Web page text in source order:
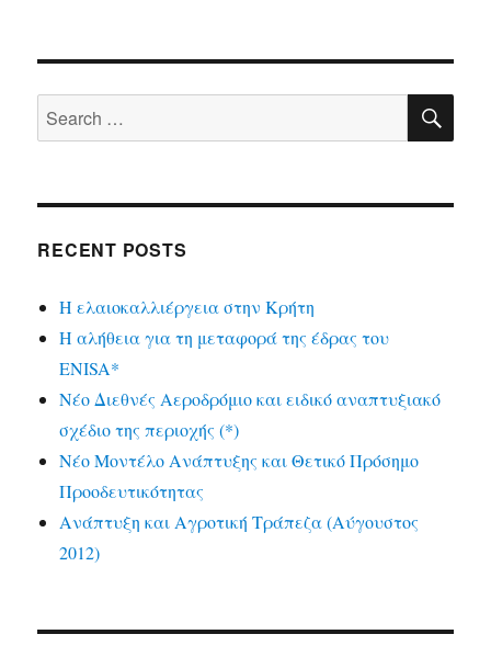
Search
for:
RECENT POSTS
Η ελαιοκαλλιέργεια στην Κρήτη
Η αλήθεια για τη μεταφορά της έδρας του
ENISA*
Νέο Διεθνές Αεροδρόμιο και ειδικό αναπτυξιακό
σχέδιο της περιοχής (*)
Νέο Μοντέλο Ανάπτυξης και Θετικό Πρόσημο
Προοδευτικότητας
Ανάπτυξη και Αγροτική Τράπεζα (Αύγουστος
2012)